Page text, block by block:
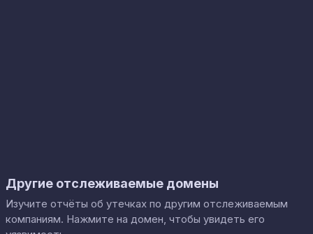
Другие отслеживаемые домены
Изучите отчёты об утечках по другим отслеживаемым
компаниям. Нажмите на домен, чтобы увидеть его